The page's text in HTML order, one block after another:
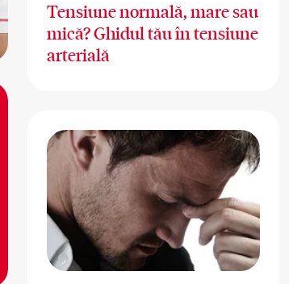
Tensiune normală, mare sau
mică? Ghidul tău în tensiune
arterială